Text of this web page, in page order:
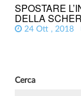
SPOSTARE
DELLA
24 Ott , 2018
Cerca